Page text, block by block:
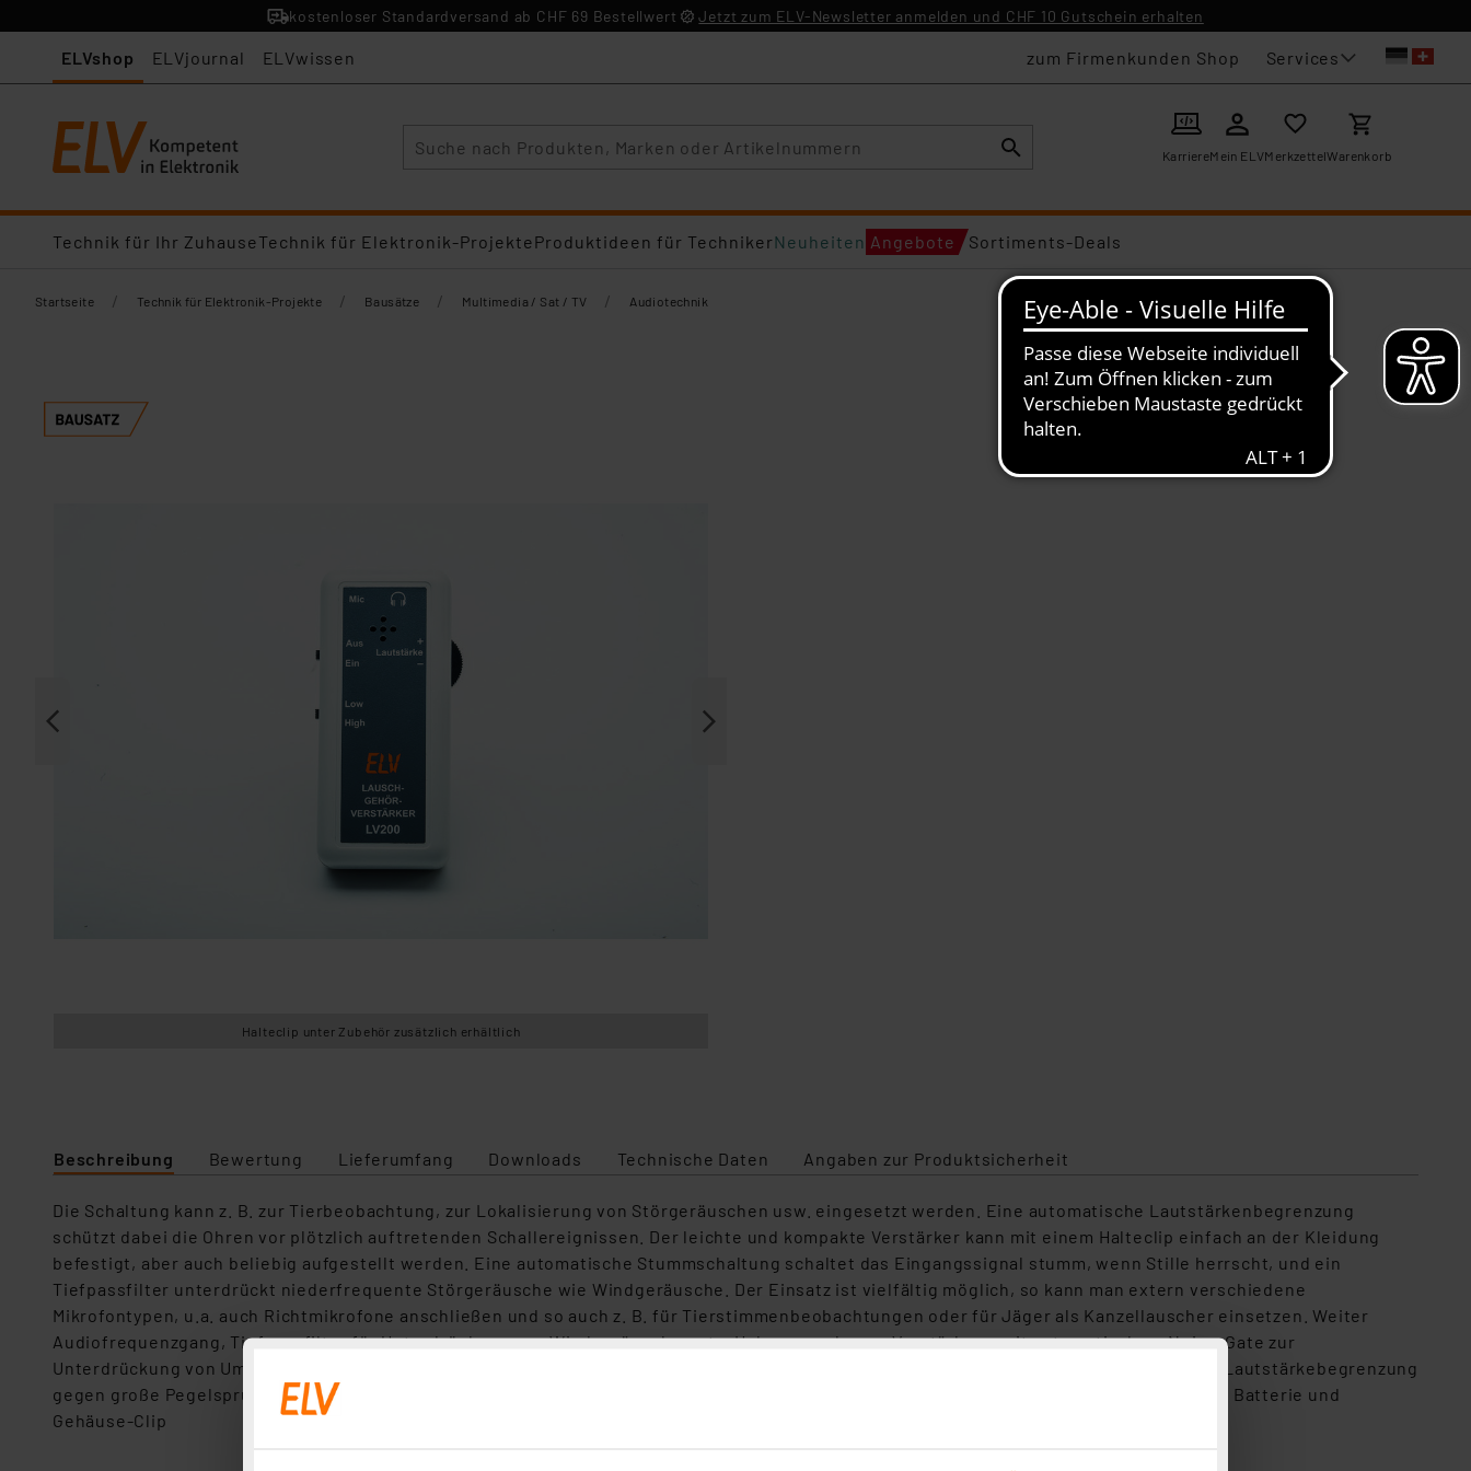
kostenloser Standardversand ab CHF 69 Bestellwert Jetzt zum ELV-Newsletter anmelden und CHF 10 Gutschein erhalten
ELVshop ELVjournal ELVwissen zum Firmenkunden Shop Services
KarriereMein ELVMerkzettelWarenkorb
Technik für Ihr ZuhauseTechnik für Elektronik-ProjekteProduktideen für TechnikerNeuheiten Angebote Sortiments-Deals
Startseite / Technik für Elektronik-Projekte / Bausätze / Multimedia / Sat / TV / Audiotechnik
Halteclip unter Zubehör zusätzlich erhältlich
Beschreibung Bewertung Lieferumfang Downloads Technische Daten Angaben zur Produktsicherheit
Die Schaltung kann z. B. zur Tierbeobachtung, zur Lokalisierung von Störgeräuschen usw. eingesetzt werden. Eine automatische Lautstärkenbegrenzung
schützt dabei die Ohren vor plötzlich auftretenden Schallereignissen. Der leichte und kompakte Verstärker kann mit einem Halteclip einfach an der Kleidung
befestigt, aber auch beliebig aufgestellt werden. Eine automatische Stummschaltung schaltet das Eingangssignal stumm, wenn Stille herrscht, und ein
Tiefpassfilter unterdrückt niederfrequente Störgeräusche wie Windgeräusche. Der Einsatz ist vielfältig möglich, so kann man extern verschiedene
Mikrofontypen, u.a. auch Richtmikrofone anschließen und so auch z. B. für Tierstimmenbeobachtungen oder für Jäger als Kanzellauscher einsetzen. Weiter
Audiofrequenzgang, Tiefpassfilter für Unterdrückung von Windgeräuschen etc. Hohe, rauscharme Verstärkung mit automatischem Noise-Gate zur
Unterdrückung von Umgebungsrauschen Gesamtverstärkung zweistufig umschaltbar, automatische Verstärkungsregelung Automatische Lautstärkebegrenzung
gegen große Pegelsprünge (Gehörschutz) Sparsamer Batteriebetrieb Externes Mikrofon anschließbar Bausatz komplett mit Gehäuse, ohne Batterie und
Gehäuse-Clip